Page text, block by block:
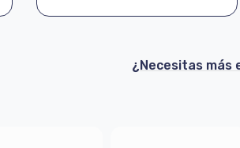
¿Necesitas más